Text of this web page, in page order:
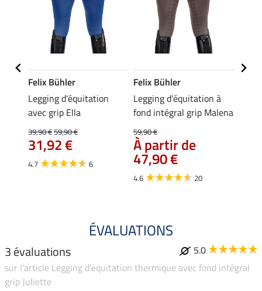
Felix Bühler
Legging d'équitation
avec grip Ella
39,90 €59,90 €
31,92 €
4.7 6
Felix Bühler
Legging d'équitation à
fond intégral grip Malena
59,90 €
À partir de
47,90 €
4.6 20
ÉVALUATIONS
3 évaluations
5.0
sur l'article Legging d'équitation thermique avec fond intégral
grip Juliette